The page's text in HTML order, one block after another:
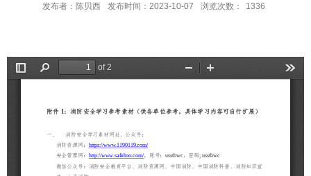
发布者：陈贝西 发布时间：2023-10-07 浏览次数： 1336